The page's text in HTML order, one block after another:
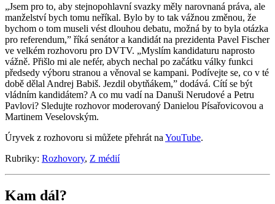
„Jsem pro to, aby stejnopohlavní svazky měly narovnaná práva, ale
manželství bych tomu neříkal. Bylo by to tak vážnou změnou, že
bychom o tom museli vést dlouhou debatu, možná by to byla otázka
pro referendum,” říká senátor a kandidát na prezidenta Pavel Fischer
ve velkém rozhovoru pro DVTV. „Myslím kandidaturu naprosto
vážně. Přišlo mi ale nefér, abych nechal po začátku války funkci
předsedy výboru stranou a věnoval se kampani. Podívejte se, co v té
době dělal Andrej Babiš. Jezdil obytňákem,” dodává. Cítí se být
vládním kandidátem? A co mu vadí na Danuši Nerudové a Petru
Pavlovi? Sledujte rozhovor moderovaný Danielou Písařovicovou a
Martinem Veselovským.
Úryvek z rozhovoru si můžete přehrát na YouTube.
Rubriky: Rozhovory, Z médií
Kam dál?